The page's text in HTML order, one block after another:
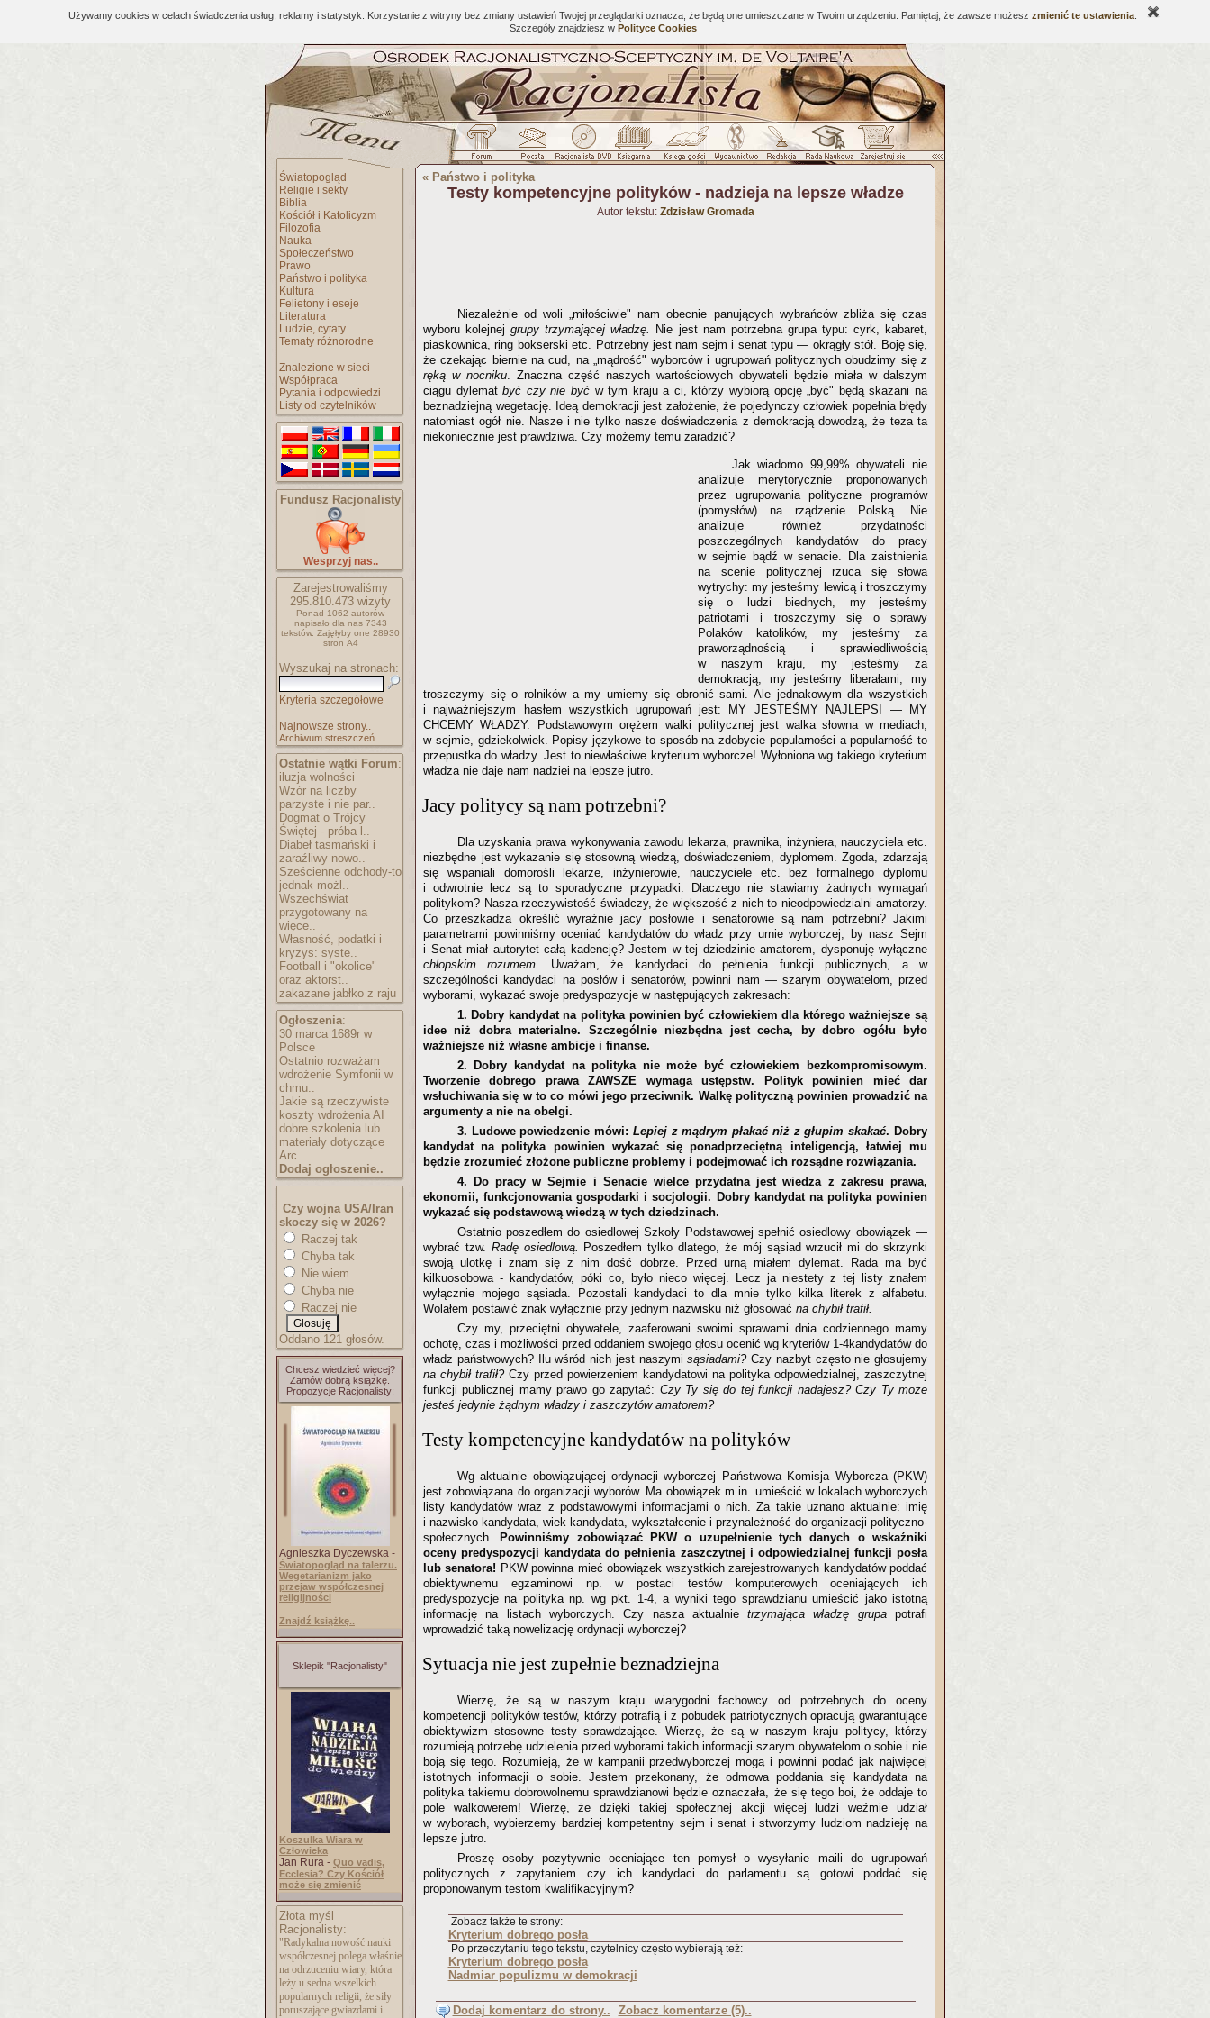
Używamy cookies w celach świadczenia usług, reklamy i statystyk. Korzystanie z witryny bez zmiany ustawień Twojej przeglądarki oznacza, że będą one umieszczane w Twoim urządzeniu. Pamiętaj, że zawsze możesz zmienić te ustawienia
Szczegóły znajdziesz w Polityce Cookies
Światopogląd
Religie i sekty
Biblia
Kościół i Katolicyzm
Filozofia
Nauka
Społeczeństwo
Prawo
Państwo i polityka
Kultura
Felietony i eseje
Literatura
Ludzie, cytaty
Tematy różnorodne
Znalezione w sieci
Współpraca
Pytania i odpowiedzi
Listy od czytelników
Fundusz Racjonalisty
Wesprzyj nas..
Zarejestrowaliśmy
295.810.473 wizyty
Ponad 1062 autorów
napisało dla nas 7343
tekstów. Zajęłyby one 28930
stron A4
Wyszukaj na stronach:
Kryteria szczegółowe
Najnowsze strony..
Archiwum streszczeń..
Ostatnie wątki Forum:
iluzja wolności
Wzór na liczby
parzyste i nie par..
Dogmat o Trójcy
Świętej - próba l..
Diabeł tasmański i
zaraźliwy nowo..
Sześcienne odchody-to
jednak możl..
Wszechświat
przygotowany na
więce..
Własność, podatki i
kryzys: syste..
Football i "okolice"
oraz aktorst..
zakazane jabłko z raju
Ogłoszenia:
30 marca 1689r w
Polsce
Ostatnio rozważam
wdrożenie Symfonii w
chmu..
Jakie są rzeczywiste
koszty wdrożenia AI
dobre szkolenia lub
materiały dotyczące
Arc..
Dodaj ogłoszenie..
Czy wojna USA/Iran
skoczy się w 2026?
Raczej tak
Chyba tak
Nie wiem
Chyba nie
Raczej nie
Oddano 121 głosów.
Chcesz wiedzieć więcej?
Zamów dobrą książkę.
Propozycje Racjonalisty:
Agnieszka Dyczewska -
Światopogląd na talerzu.
Wegetarianizm jako
przejaw współczesnej
religijności
Znajdź książkę..
Sklepik "Racjonalisty"
Koszulka Wiara w
Człowieka
Jan Rura - Quo vadis,
Ecclesia? Czy Kościół
może się zmienić
Złota myśl
Racjonalisty:
"Radykalna nowość nauki
współczesnej polega właśnie
na odrzuceniu wiary, która
leży u sedna wszelkich
popularnych religii, że siły
poruszające gwiazdami i
« Państwo i polityka
Testy kompetencyjne polityków - nadzieja na lepsze władze
Autor tekstu: Zdzisław Gromada
Niezależnie od woli „miłościwie" nam obecnie panujących wybrańców zbliża się czas
wyboru kolejnejgrupy trzymającej władzę.
Nie jest nam potrzebna grupa typu: cyrk, kabaret,
piaskownica, ring bokserski etc. Potrzebny jest nam sejm i senat typu — okrągły stół. Boję się,
że czekając biernie na cud, na „mądrość" wyborców i ugrupowań politycznych obudzimy się z
ręką w nocniku. Znaczna część naszych wartościowych obywateli będzie miała w dalszym
ciągu dylematbyć czy nie być w tym kraju a ci, którzy wybiorą opcję „być" będą skazani na
beznadziejną wegetację. Ideą demokracji jest założenie, że pojedynczy człowiek popełnia błędy
natomiast ogół nie. Nasze i nie tylko nasze doświadczenia z demokracją dowodzą, że teza ta
niekoniecznie jest prawdziwa. Czy możemy temu zaradzić?
Jak wiadomo 99,99% obywateli nie
analizuje merytorycznie proponowanych
przez ugrupowania polityczne programów
(pomysłów) na rządzenie Polską. Nie
analizuje również przydatności
poszczególnych kandydatów do pracy
w sejmie bądź w senacie. Dla zaistnienia
na scenie politycznej rzuca się słowa
wytrychy: my jesteśmy lewicą i troszczymy
się o ludzi biednych, my jesteśmy
patriotami i troszczymy się o sprawy
Polaków katolików, my jesteśmy za
praworządnością i sprawiedliwością
w naszym kraju, my jesteśmy za
demokracją, my jesteśmy liberałami, my
troszczymy się o rolników a my umiemy się obronić sami. Ale jednakowym dla wszystkich
i najważniejszym hasłem wszystkich ugrupowań jest: MY JESTEŚMY NAJLEPSI — MY
CHCEMY WŁADZY. Podstawowym orężem walki politycznej jest walka słowna w mediach,
w sejmie, gdziekolwiek. Popisy językowe to sposób na zdobycie popularności a popularność to
przepustka do władzy. Jest to niewłaściwe kryterium wyborcze! Wyłoniona wg takiego kryterium
władza nie daje nam nadziei na lepsze jutro.
Jacy politycy są nam potrzebni?
Dla uzyskania prawa wykonywania zawodu lekarza, prawnika, inżyniera, nauczyciela etc.
niezbędne jest wykazanie się stosowną wiedzą, doświadczeniem, dyplomem. Zgoda, zdarzają
się wspaniali domorośli lekarze, inżynierowie, nauczyciele etc. bez formalnego dyplomu
i odwrotnie lecz są to sporadyczne przypadki. Dlaczego nie stawiamy żadnych wymagań
politykom? Nasza rzeczywistość świadczy, że większość z nich to nieodpowiedzialni amatorzy.
Co przeszkadza określić wyraźnie jacy posłowie i senatorowie są nam potrzebni? Jakimi
parametrami powinniśmy oceniać kandydatów do władz przy urnie wyborczej, by nasz Sejm
i Senat miał autorytet całą kadencję? Jestem w tej dziedzinie amatorem, dysponuję wyłączne
chłopskim rozumem.
Uważam, że kandydaci do pełnienia funkcji publicznych, a w
szczególności kandydaci na posłów i senatorów, powinni nam — szarym obywatelom, przed
wyborami, wykazać swoje predyspozycje w następujących zakresach:
1. Dobry kandydat na polityka powinien być człowiekiem dla którego ważniejsze są
idee niż dobra materialne. Szczególnie niezbędna jest cecha, by dobro ogółu było
ważniejsze niż własne ambicje i finanse.
2. Dobry kandydat na polityka nie może być człowiekiem bezkompromisowym.
Tworzenie dobrego prawa ZAWSZE wymaga ustępstw. Polityk powinien mieć dar
wsłuchiwania się w to co mówi jego przeciwnik. Walkę polityczną powinien prowadzić na
argumenty a nie na obelgi.
3. Ludowe powiedzenie mówi: Lepiej z mądrym płakać niż z głupim skakać. Dobry
kandydat na polityka powinien wykazać się ponadprzeciętną inteligencją, łatwiej mu
będzie zrozumieć złożone publiczne problemy i podejmować ich rozsądne rozwiązania.
4. Do pracy w Sejmie i Senacie wielce przydatna jest wiedza z zakresu prawa,
ekonomii, funkcjonowania gospodarki i socjologii. Dobry kandydat na polityka powinien
wykazać się podstawową wiedzą w tych dziedzinach.
Ostatnio poszedłem do osiedlowej Szkoły Podstawowej spełnić osiedlowy obowiązek —
wybrać tzw. Radę osiedlową.
Poszedłem tylko dlatego, że mój sąsiad wrzucił mi do skrzynki
swoją ulotkę i znam się z nim dość dobrze. Przed urną miałem dylemat. Rada ma być
kilkuosobowa - kandydatów, póki co, było nieco więcej. Lecz ja niestety z tej listy znałem
wyłącznie mojego sąsiada. Pozostali kandydaci to dla mnie tylko kilka literek z alfabetu.
Wolałem postawić znak wyłącznie przy jednym nazwisku niż głosować na chybił trafił.
Czy my, przeciętni obywatele, zaaferowani swoimi sprawami dnia codziennego mamy
ochotę, czas i możliwości przed oddaniem swojego głosu ocenić wg kryteriów 1-4kandydatów do
władz państwowych? Ilu wśród nich jest naszymisąsiadami?Czy nazbyt często nie głosujemy
na chybił trafił?Czy przed powierzeniem kandydatowi na polityka odpowiedzialnej, zaszczytnej
funkcji publicznej mamy prawo go zapytać: Czy Ty się do tej funkcji nadajesz? Czy Ty może
jesteś jedynie żądnym władzy i zaszczytów amatorem?
Testy kompetencyjne kandydatów na polityków
Wg aktualnie obowiązującej ordynacji wyborczej Państwowa Komisja Wyborcza (PKW)
jest zobowiązana do organizacji wyborów. Ma obowiązek m.in. umieścić w lokalach wyborczych
listy kandydatów wraz z podstawowymi informacjami o nich. Za takie uznano aktualnie: imię
i nazwisko kandydata, wiek kandydata, wykształcenie i przynależność do organizacji polityczno-
społecznych.Powinniśmy zobowiązać PKW o uzupełnienie tych danych o wskaźniki
oceny predyspozycji kandydata do pełnienia zaszczytnej i odpowiedzialnej funkcji posła
lub senatora! PKW powinna mieć obowiązek wszystkich zarejestrowanych kandydatów poddać
obiektywnemu egzaminowi np. w postaci testów komputerowych oceniających ich
predyspozycje na polityka np. wg pkt. 1-4, a wyniki tego sprawdzianu umieścić jako istotną
informację na listach wyborczych. Czy nasza aktualnietrzymająca władzę grupapotrafi
wprowadzić taką nowelizację ordynacji wyborczej?
Sytuacja nie jest zupełnie beznadziejna
Wierzę, że są w naszym kraju wiarygodni fachowcy od potrzebnych do oceny
kompetencji polityków testów, którzy potrafią i z pobudek patriotycznych opracują gwarantujące
obiektywizm stosowne testy sprawdzające. Wierzę, że są w naszym kraju politycy, którzy
rozumieją potrzebę udzielenia przed wyborami takich informacji szarym obywatelom o sobie i nie
boją się tego. Rozumieją, że w kampanii przedwyborczej mogą i powinni podać jak najwięcej
istotnych informacji o sobie. Jestem przekonany, że odmowa poddania się kandydata na
polityka takiemu dobrowolnemu sprawdzianowi będzie oznaczała, że się tego boi, że oddaje to
pole walkowerem! Wierzę, że dzięki takiej społecznej akcji więcej ludzi weźmie udział
w wyborach, wybierzemy bardziej kompetentny sejm i senat i stworzymy ludziom nadzieję na
lepsze jutro.
Proszę osoby pozytywnie oceniające ten pomysł o wysyłanie maili do ugrupowań
politycznych z zapytaniem czy ich kandydaci do parlamentu są gotowi poddać się
proponowanym testom kwalifikacyjnym?
Zobacz także te strony:
Kryterium dobrego posła
Po przeczytaniu tego tekstu, czytelnicy często wybierają też:
Kryterium dobrego posła
Nadmiar populizmu w demokracji
Dodaj komentarz do strony.. Zobacz komentarze (5)..